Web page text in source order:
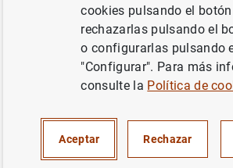
POLÍTICA MONETARIA
interés oficiales del BCE en 25 puntos
cookies pulsando el botón
rechazarlas pulsando el
o configurarlas pulsando
"Configurar". Para más
consulte la Política de
Aceptar Rechazar